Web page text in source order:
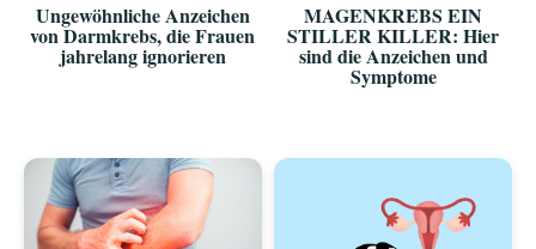
Ungewöhnliche Anzeichen
von Darmkrebs, die Frauen
jahrelang ignorieren
MAGENKREBS EIN
STILLER KILLER: Hier
sind die Anzeichen und
Symptome